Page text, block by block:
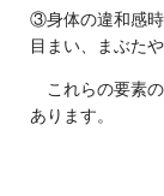
③身体の違和感
目まい、まぶた
これらの要素
あります。